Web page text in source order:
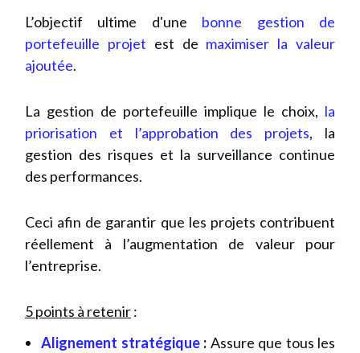
L’objectif ultime d'une bonne gestion de
portefeuille projet est de maximiser la valeur
ajoutée.
La gestion de portefeuille implique le choix, la
priorisation et l’approbation des projets, la
gestion des risques et la surveillance continue
des performances.
Ceci afin de garantir que les projets contribuent
réellement à l’augmentation de valeur pour
l’entreprise.
5 points à retenir:
Alignement stratégique: Assure que tous les